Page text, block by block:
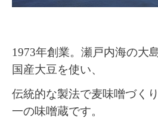
1973年創業。 瀬戸内海の大
国産大豆を使い、
伝統的な製法で麦味噌づく
一の味噌蔵です。